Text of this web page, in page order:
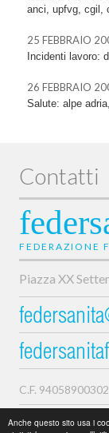
Anche questo sito usa i
anci, upfvg, cgil,
25 FEBBRAIO
Incidenti lavoro:
26 FEBBRAIO
Salute: alpe
Contatti
FEDERAZIONE
Piazza XX
C.F. 94058900302
Privacy